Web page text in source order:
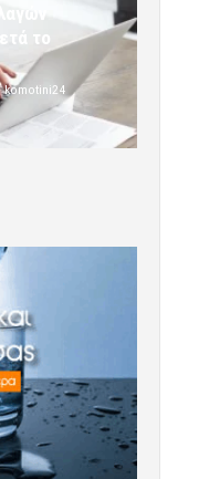
το
komotini24